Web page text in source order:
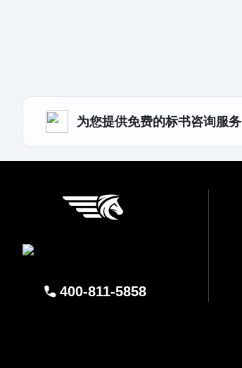
为您提供免费的标书咨询服务
400-811-5858